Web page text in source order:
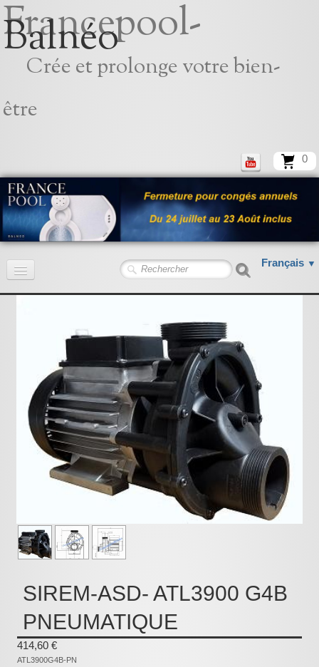
Francepool-
Balnéo
Crée et prolonge votre bien-
être
0
Français ▼
Accueil
Pompes Piscine
Kits baignoires
Pour l'entretien
Pour le bain
Prestations Atelier
Les bonnes affaires
Composants électroniques
F.A.Q (Foire aux questions)
SIREM-ASD- ATL3900 G4B
PNEUMATIQUE
414,60 €
ATL3900G4B-PN